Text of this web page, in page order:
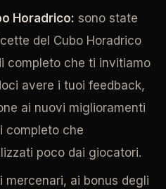
Horadrico: sono state
del Cubo Horadrico
completo che ti invitiamo
avere i tuoi feedback,
ai nuovi miglioramenti
completo che
poco dai giocatori.
mercenari, ai bonus degli